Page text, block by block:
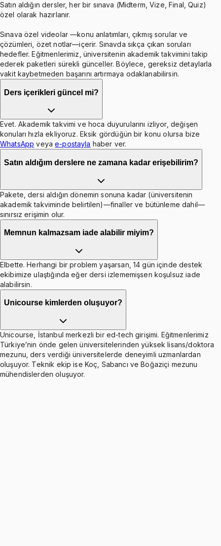
Satın aldığın dersler, her bir sınava (Midterm, Vize, Final, Quiz)
özel olarak hazırlanır.
Sınava özel videolar —konu anlatımları, çıkmış sorular ve
çözümleri, özet notlar—içerir. Sınavda sıkça çıkan soruları
hedefler. Eğitmenlerimiz, üniversitenin akademik takvimini takip
ederek paketleri sürekli günceller. Böylece, gereksiz detaylarla
vakit kaybetmeden başarını artırmaya odaklanabilirsin.
Ders içerikleri güncel mi?
Evet. Akademik takvimi ve hoca duyurularını izliyor, değişen
konuları hızla ekliyoruz. Eksik gördüğün bir konu olursa bize
WhatsApp veya e-postayla haber ver.
Satın aldığım derslere ne zamana kadar erişebilirim?
Pakete, dersi aldığın dönemin sonuna kadar (üniversitenin
akademik takviminde belirtilen)—finaller ve bütünleme dahil—
sınırsız erişimin olur.
Memnun kalmazsam iade alabilir miyim?
Elbette. Herhangi bir problem yaşarsan, 14 gün içinde destek
ekibimize ulaştığında eğer dersi izlememişsen koşulsuz iade
alabilirsin.
Unicourse kimlerden oluşuyor?
Unicourse, İstanbul merkezli bir ed-tech girişimi. Eğitmenlerimiz
Türkiye’nin önde gelen üniversitelerinden yüksek lisans/doktora
mezunu, ders verdiği üniversitelerde deneyimli uzmanlardan
oluşuyor. Teknik ekip ise Koç, Sabancı ve Boğaziçi mezunu
mühendislerden oluşuyor.